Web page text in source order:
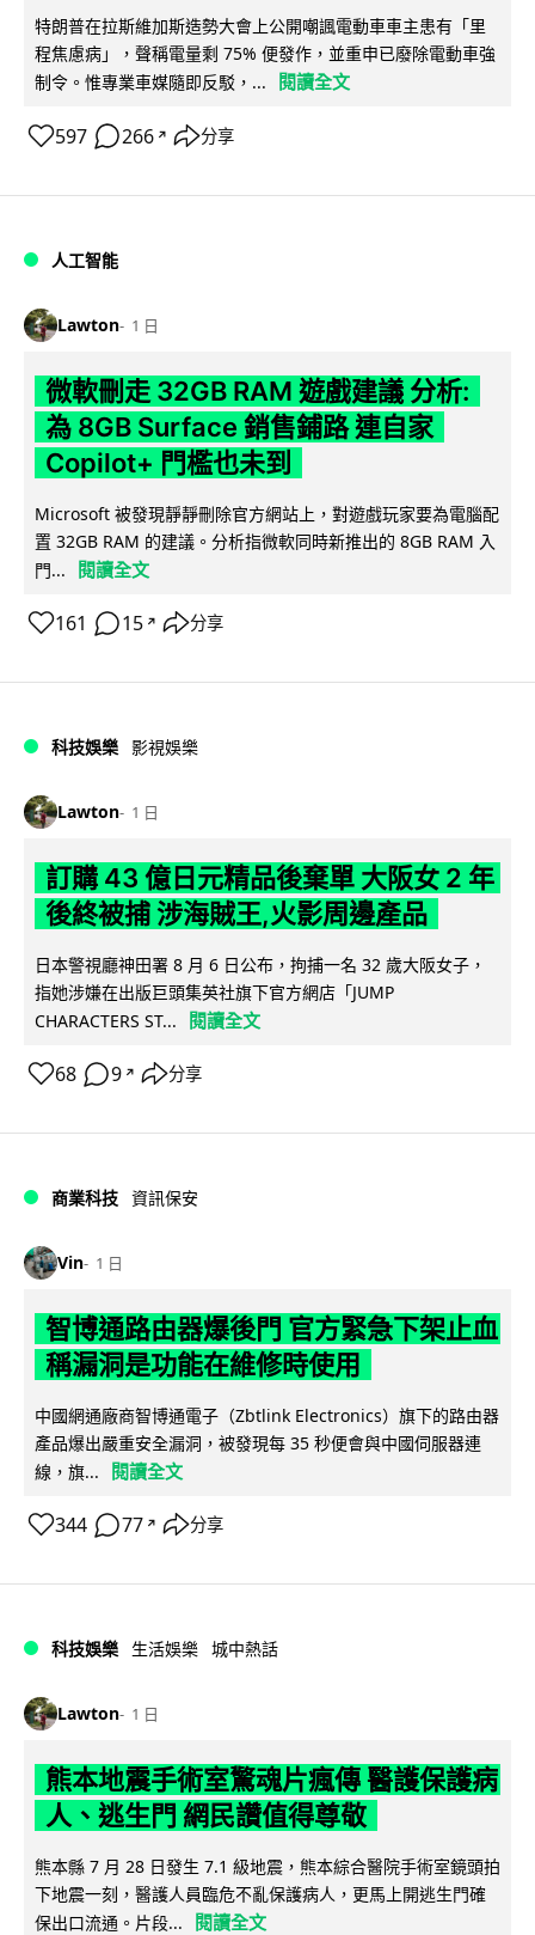
特朗普在拉斯維加斯造勢大會上公開嘲諷電動車車主患有「里
程焦慮病」，聲稱電量剩 75% 便發作，並重申已廢除電動車強
制令。惟專業車媒隨即反駁，...
閱讀全文
597 266 ↗ 分享
人工智能
Lawton 1 日
微軟刪走 32GB RAM 遊戲建議 分析:
為 8GB Surface 銷售鋪路 連自家
Copilot+ 門檻也未到
Microsoft 被發現靜靜刪除官方網站上，對遊戲玩家要為電腦配
置 32GB RAM 的建議。分析指微軟同時新推出的 8GB RAM 入
門...
閱讀全文
161 15 ↗ 分享
科技娛樂 影視娛樂
Lawton 1 日
訂購 43 億日元精品後棄單 大阪女 2 年
後終被捕 涉海賊王,火影周邊產品
日本警視廳神田署 8 月 6 日公布，拘捕一名 32 歲大阪女子，
指她涉嫌在出版巨頭集英社旗下官方網店「JUMP
CHARACTERS ST...
閱讀全文
68 9 ↗ 分享
商業科技 資訊保安
Vin 1 日
智博通路由器爆後門 官方緊急下架止血
稱漏洞是功能在維修時使用
中國網通廠商智博通電子（Zbtlink Electronics）旗下的路由器
產品爆出嚴重安全漏洞，被發現每 35 秒便會與中國伺服器連
線，旗...
閱讀全文
344 77 ↗ 分享
科技娛樂 生活娛樂 城中熱話
Lawton 1 日
熊本地震手術室驚魂片瘋傳 醫護保護病
人、逃生門 網民讚值得尊敬
熊本縣 7 月 28 日發生 7.1 級地震，熊本綜合醫院手術室鏡頭拍
下地震一刻，醫護人員臨危不亂保護病人，更馬上開逃生門確
保出口流通。片段...
閱讀全文